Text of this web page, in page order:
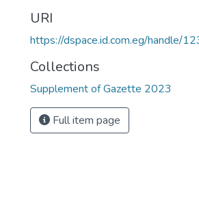
URI
https://dspace.id.com.eg/handle/
Collections
Supplement of Gazette 2023
Full item page